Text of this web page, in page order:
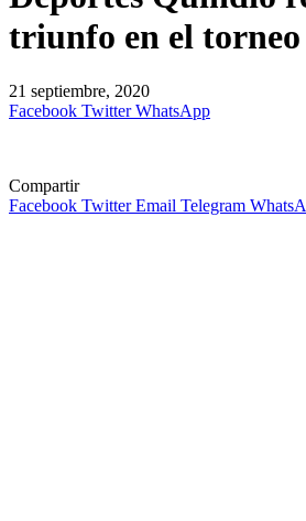
triunfo en el
21 septiembre, 2020
Facebook Twitter WhatsApp
Compartir
Facebook Twitter Email Telegram